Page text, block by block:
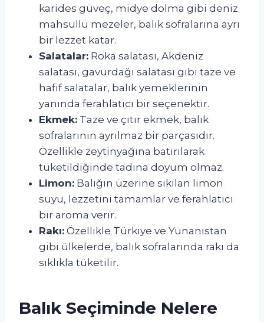
karides güveç, midye dolma gibi deniz
mahsullü mezeler, balık sofralarına ayrı
bir lezzet katar.
Salatalar: Roka salatası, Akdeniz
salatası, gavurdağı salatası gibi taze ve
hafif salatalar, balık yemeklerinin
yanında ferahlatıcı bir seçenektir.
Ekmek: Taze ve çıtır ekmek, balık
sofralarının ayrılmaz bir parçasıdır.
Özellikle zeytinyağına batırılarak
tüketildiğinde tadına doyum olmaz.
Limon: Balığın üzerine sıkılan limon
suyu, lezzetini tamamlar ve ferahlatıcı
bir aroma verir.
Rakı: Özellikle Türkiye ve Yunanistan
gibi ülkelerde, balık sofralarında rakı da
sıklıkla tüketilir.
Balık Seçiminde Nelere